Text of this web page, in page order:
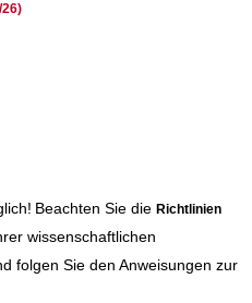
Beachten Sie die Richtlinien
wissenschaftlichen
folgen Sie den Anweisungen zur